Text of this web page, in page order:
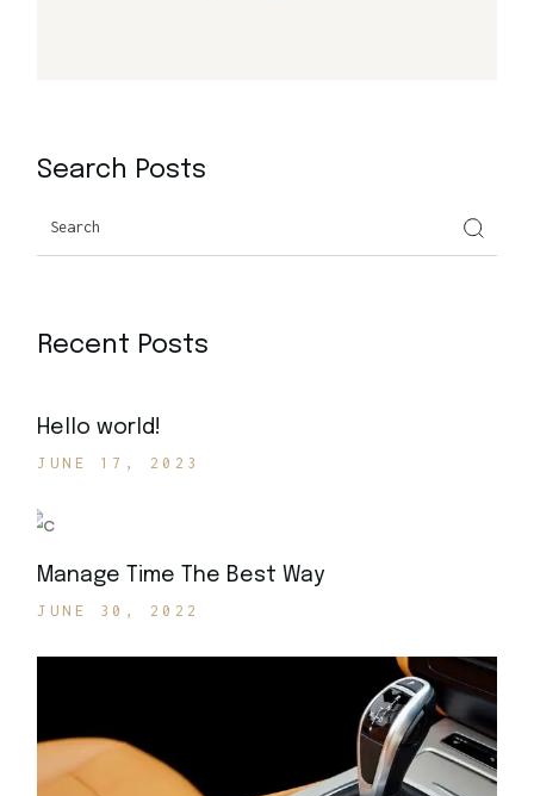
Search Posts
Recent Posts
Hello world!
JUNE 17, 2023
Manage Time The Best Way
JUNE 30, 2022